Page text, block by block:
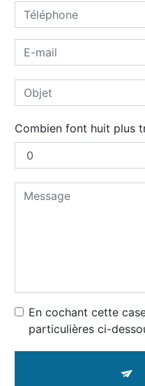
Combien font huit plus
En cochant cette
particulières ci-